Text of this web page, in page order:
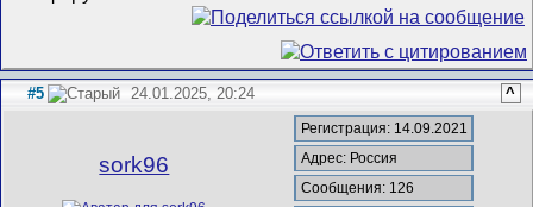
#5 24.01.2025, 20:24 ^
sork96
Регистрация: 14.09.2021
Адрес: Россия
Сообщения: 126